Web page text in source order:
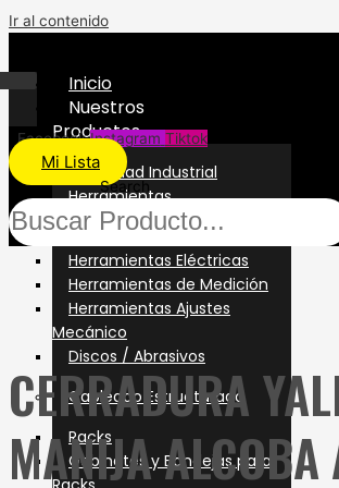
Ir al contenido
Inicio
Nuestros
Productos
Seguridad Industrial
Herramientas
Herramientas Manuales
Herramientas Eléctricas
Herramientas de Medición
Herramientas Ajustes
Mecánico
Discos / Abrasivos
Cableado Estructurado
Racks
Gabinetes y Bandejas para
Facebook Instagram Tiktok
Mi Lista
Search
CERRADURA
MANIJA ALCOBA